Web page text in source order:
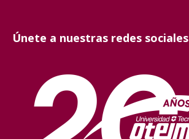
Únete a nuestras redes sociales